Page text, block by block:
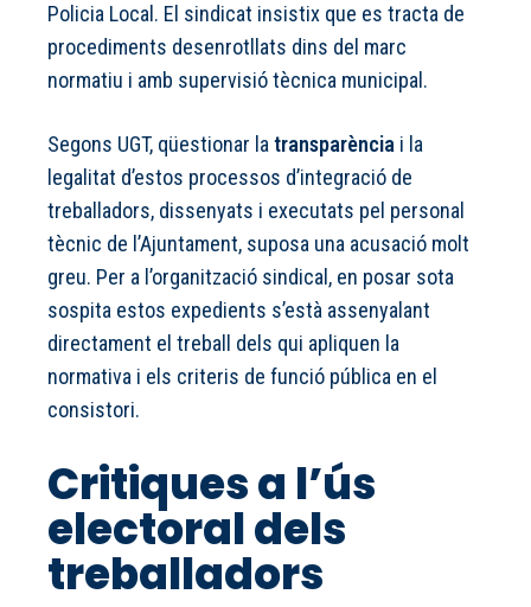
Policia Local. El sindicat insistix que es tracta de
procediments desenrotllats dins del marc
normatiu i amb supervisió tècnica municipal.
Segons UGT, qüestionar la transparència i la
legalitat d’estos processos d’integració de
treballadors, dissenyats i executats pel personal
tècnic de l’Ajuntament, suposa una acusació molt
greu. Per a l’organització sindical, en posar sota
sospita estos expedients s’està assenyalant
directament el treball dels qui apliquen la
normativa i els criteris de funció pública en el
consistori.
Critiques a l’ús
electoral dels
treballadors